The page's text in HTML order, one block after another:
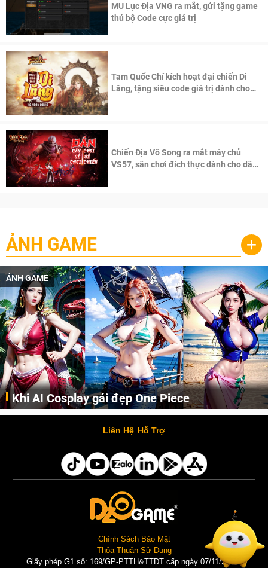
MU Lục Địa VNG ra mắt, gửi tặng game
thủ bộ Code cực giá trị
Tam Quốc Chí kích hoạt đại chiến Di
Lăng, tặng siêu code giá trị dành cho
Chiến Địa Vô Song ra mắt máy chủ
VS57, sân chơi đích thực dành cho dân
ẢNH GAME +
ẢNH GAME
Cosplay Xiangling siêu cute
Cùng thưởng thức những hình ảnh cosplay Xiangling trong Genshin Impact siêu dễ thương của người dùng Weibo "阿包也是兔娘"
Liên Hệ Hỗ Trợ
Chính Sách Bảo Mật
Thỏa Thuận Sử Dụng
Giấy phép G1 số: 169/GP-PTTH&TTĐT cấp ngày 07/11/2025 |